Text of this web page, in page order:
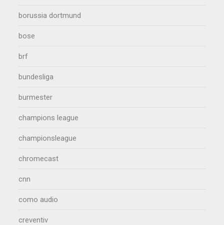
borussia dortmund
bose
brf
bundesliga
burmester
champions league
championsleague
chromecast
cnn
como audio
creventiv